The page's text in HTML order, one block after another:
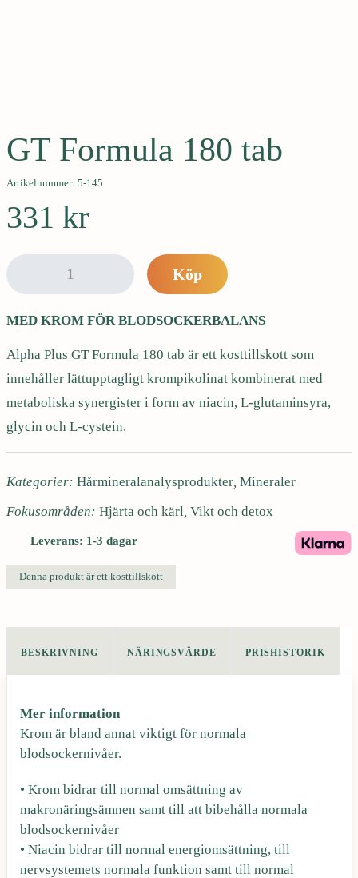
GT Formula 180 tab
Artikelnummer: 5-145
331 kr
G
T
o
m
u
l
a
0
m
Köp
MED KROM FÖR BLODSOCKERBALANS
Alpha Plus GT Formula 180 tab är ett kosttillskott som
innehåller lättupptagligt krompikolinat kombinerat med
metaboliska synergister i form av niacin, L-glutaminsyra,
glycin och L-cystein.
Kategorier: Hårmineralanalysprodukter, Mineraler
Fokusområden: Hjärta och kärl, Vikt och detox
Leverans: 1-3 dagar
Denna produkt är ett kosttillskott
BESKRIVNING NÄRINGSVÄRDE PRISHISTORIK
Mer information
Krom är bland annat viktigt för normala
blodsockernivåer.
• Krom bidrar till normal omsättning av
makronäringsämnen samt till att bibehålla normala
blodsockernivåer
• Niacin bidrar till normal energiomsättning, till
nervsystemets normala funktion samt till normal